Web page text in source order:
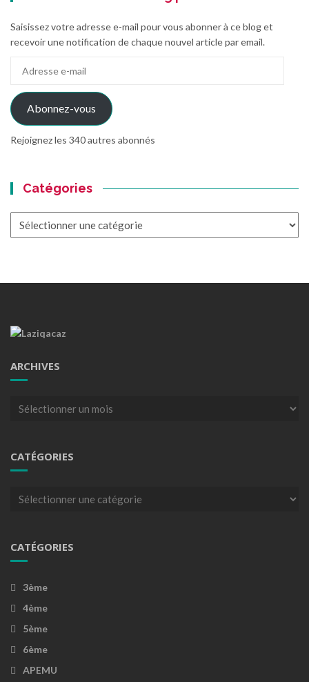
Saisissez votre adresse e-mail pour vous abonner à ce blog et
recevoir une notification de chaque nouvel article par email.
mail
Abonnez-vous
Rejoignez les 340 autres abonnés
Catégories
ARCHIVES
Archives
CATÉGORIES
Catégories
CATÉGORIES
3ème
4ème
5ème
6ème
APEMU